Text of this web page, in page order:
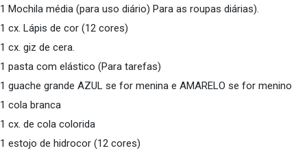
1 Mochila média (para uso diário) Para as roupas diárias).
1 cx. Lápis de cor (12 cores)
1 cx. giz de cera.
1 pasta com elástico (Para tarefas)
1 guache grande AZUL se for menina e AMARELO se for menino
1 cola branca
1 cx. de cola colorida
1 estojo de hidrocor (12 cores)